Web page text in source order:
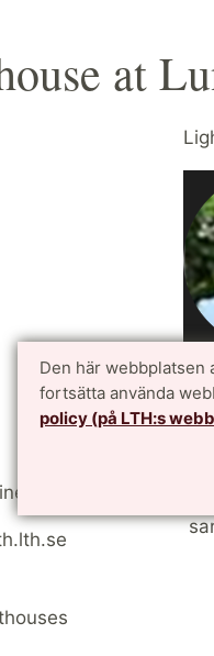
Den här webbplatsen
fortsätta använda
policy (på LTH:s
at
Learning